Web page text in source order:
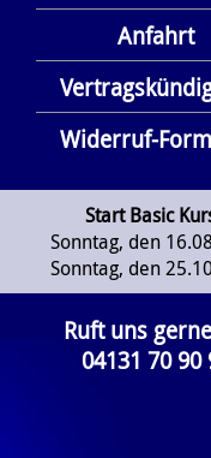
Anfahrt
Widerruf-
Start Basic
Sonntag, den
Sonntag, den
Ruft uns
04131 70 90